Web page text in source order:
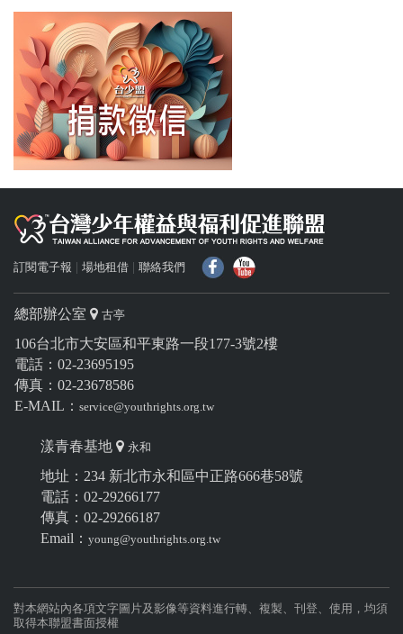
訂閱電子報 場地租借 聯絡我們
總部辦公室 古亭
106台北市大安區和平東路一段177-3號2樓
電話：02-23695195
傳真：02-23678586
E-MAIL： service@youthrights.org.tw
漾青春基地 永和
地址：234 新北市永和區中正路666巷58號
電話：02-29266177
傳真：02-29266187
Email： young@youthrights.org.tw
對本網站內各項文字圖片及影像等資料進行轉、複製、刊登、使用，均須
取得本聯盟書面授權